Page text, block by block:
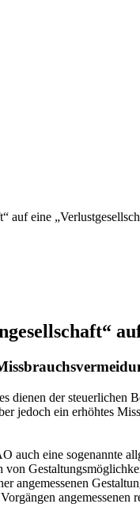
auf eine
dienen der
jedoch ein erhöhtes
auch eine sogenannte
von
angemessenen